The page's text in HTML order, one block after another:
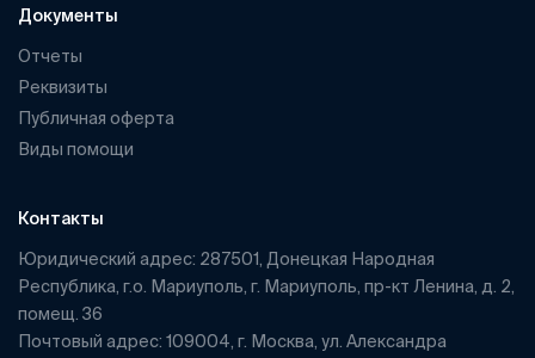
Документы
Отчеты
Реквизиты
Публичная оферта
Виды помощи
Контакты
Юридический адрес: 287501, Донецкая Народная
Республика, г.о. Мариуполь, г. Мариуполь, пр-кт Ленина, д. 2,
помещ. 36
Почтовый адрес: 109004, г. Москва, ул. Александра